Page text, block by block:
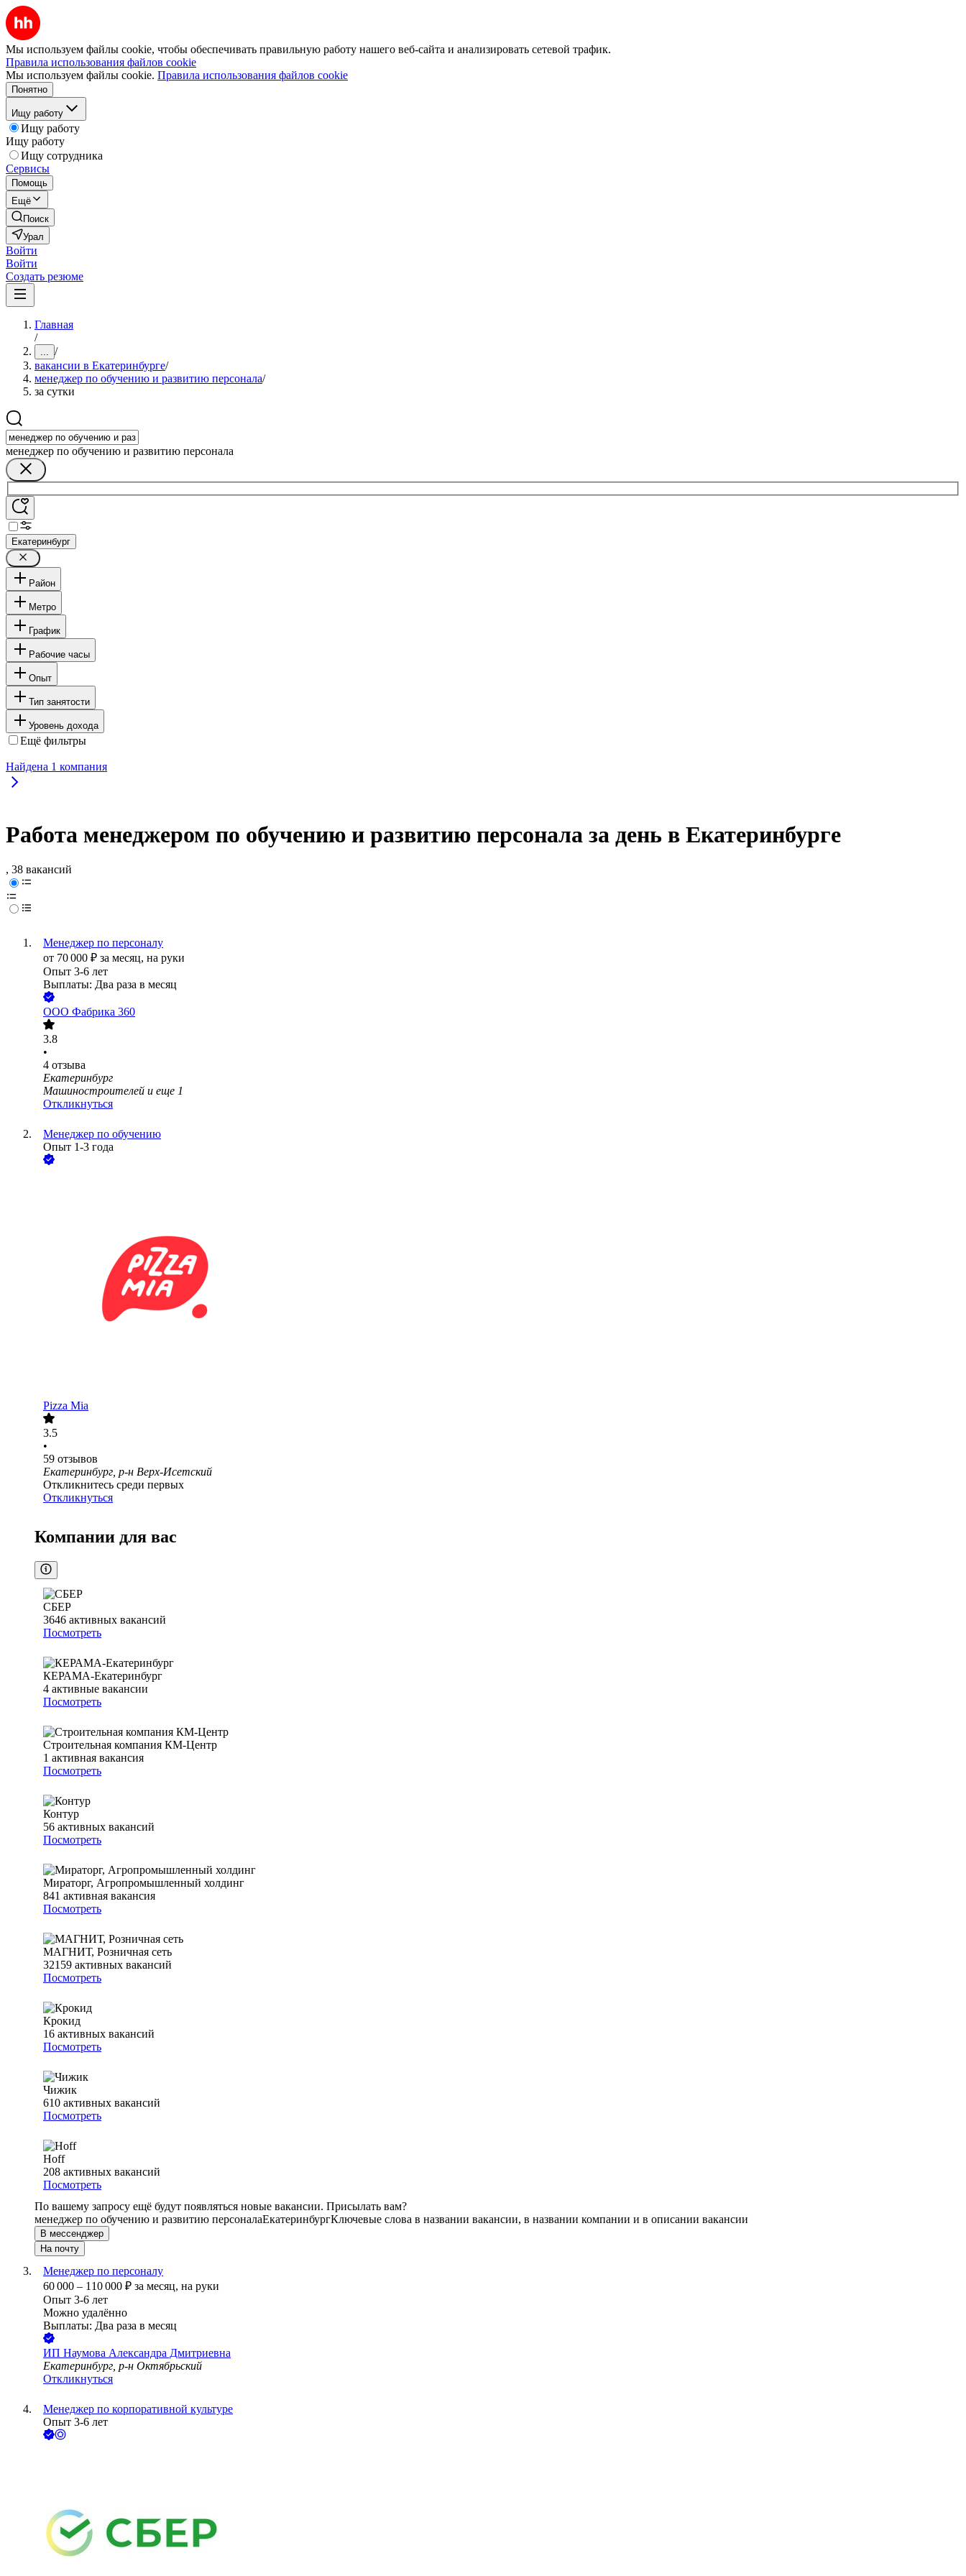
Мы используем файлы cookie, чтобы обеспечивать правильную работу нашего веб-сайта и анализировать сетевой трафик.
Правила использования файлов cookie
Мы используем файлы cookie. Правила использования файлов cookie
Понятно
Ищу работу
Ищу работу
Ищу работу
Ищу сотрудника
Сервисы
Помощь
Ещё
Поиск
Урал
Войти
Войти
Создать резюме
Главная
/
... /
вакансии в Екатеринбурге/
менеджер по обучению и развитию персонала/
за сутки
менеджер по обучению и развитию персонала
Екатеринбург
Район
Метро
График
Рабочие часы
Опыт
Тип занятости
Уровень дохода
Ещё фильтры
Найдена 1 компания
Работа менеджером по обучению и развитию персонала за день в Екатеринбурге
, 38 вакансий
Менеджер по персоналу
от 70 000 ₽ за месяц, на руки
Опыт 3-6 лет
Выплаты: Два раза в месяц
ООО Фабрика 360
3.8
•
4 отзыва
Екатеринбург
Машиностроителей и еще 1
Откликнуться
Менеджер по обучению
Опыт 1-3 года
Pizza Mia
3.5
•
59 отзывов
Екатеринбург, р-н Верх-Исетский
Откликнитесь среди первых
Откликнуться
Компании для вас
СБЕР
3646 активных вакансий
Посмотреть
КЕРАМА-Екатеринбург
4 активные вакансии
Посмотреть
Строительная компания КМ-Центр
1 активная вакансия
Посмотреть
Контур
56 активных вакансий
Посмотреть
Мираторг, Агропромышленный холдинг
841 активная вакансия
Посмотреть
МАГНИТ, Розничная сеть
32159 активных вакансий
Посмотреть
Крокид
16 активных вакансий
Посмотреть
Чижик
610 активных вакансий
Посмотреть
Hoff
208 активных вакансий
Посмотреть
По вашему запросу ещё будут появляться новые вакансии. Присылать вам?
менеджер по обучению и развитию персоналаЕкатеринбургКлючевые слова в названии вакансии, в названии компании и в описании вакансии
В мессенджер
На почту
Менеджер по персоналу
60 000 – 110 000 ₽ за месяц, на руки
Опыт 3-6 лет
Можно удалённо
Выплаты: Два раза в месяц
ИП Наумова Александра Дмитриевна
Екатеринбург, р-н Октябрьский
Откликнуться
Менеджер по корпоративной культуре
Опыт 3-6 лет